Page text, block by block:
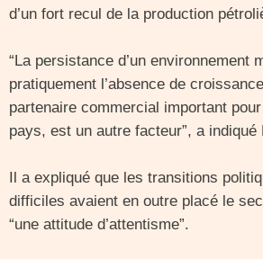
d’un fort recul de la production
“La persistance d’un environnement
pratiquement l’absence de
partenaire commercial important
pays, est un autre facteur”, a indiqué
Il a expliqué que les transitions
difficiles avaient en outre placé le
“une attitude d’attentisme”.